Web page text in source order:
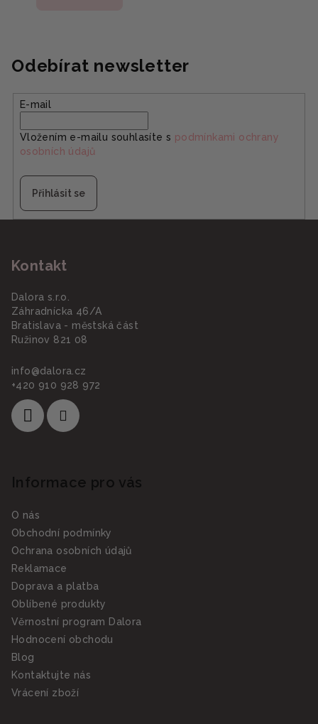
Odebírat newsletter
E-mail
Vložením e-mailu souhlasíte s podmínkami ochrany
osobních údajů
Přihlásit se
Kontakt
Dalora s.r.o.
Záhradnícka 46/A
Bratislava - městská část
Ružinov 821 08
info@dalora.cz
+420 910 928 972
Informace pro vás
O nás
Obchodní podmínky
Ochrana osobních údajů
Reklamace
Doprava a platba
Oblíbené produkty
Věrnostní program Dalora
Hodnocení obchodu
Blog
Kontaktujte nás
Vrácení zboží